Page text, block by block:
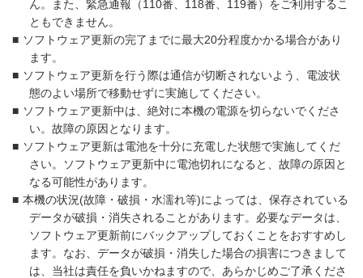
ん。また、緊急通報（110番、118番、119番）をご利用するこ
ともできません。
■ ソフトウェア更新の完了までに最大20分程度かかる場合があり
ます。
■ ソフトウェア更新を行う際は通信が切断されないよう、電波状
態のよい場所で移動せずに実施してください。
■ ソフトウェア更新中は、絶対に本機の電源を切らないでくださ
い。故障の原因となります。
■ ソフトウェア更新は電池を十分に充電した状態で実施してくだ
さい。ソフトウェア更新中に電池切れになると、故障の原因と
なる可能性があります。
■ 本機の状況(故障・破損・水濡れ等)によっては、保存されている
データが破損・消失されることがあります。必要なデータは、
ソフトウェア更新前にバックアップしておくことをおすすめし
ます。なお、データが破損・消失した場合の損害につきまして
は、当社は責任を負いかねますので、あらかじめご了承くださ